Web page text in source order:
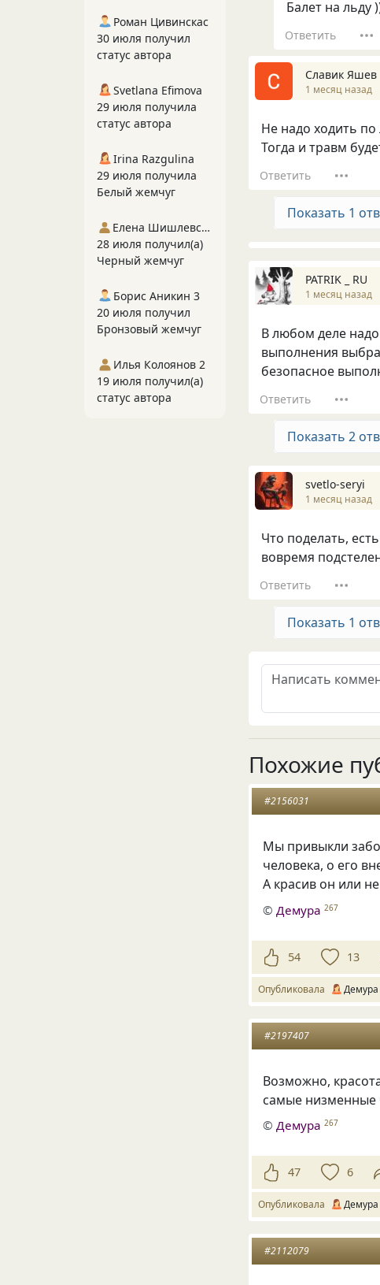
Балет на льду
Ответить
Славик Яшев
1 месяц назад
Не надо ходить по
Тогда и травм
Ответить
Показать 1
PATRIK _ RU
1 месяц назад
В любом деле
выполнения
безопасное
Ответить
Показать 2
svetlo-seryi
1 месяц назад
Что поделать,
вовремя
Ответить
Показать 1
Похожие
#2156031
Мы привыкли
человека, о его
А красив он или
© Демура 267
54 13
Опубликовала Демура
#2197407
Возможно,
самые низменные
©Демура 267
47 6
Опубликовала Демура
#2112079
Роман Цивинскас
30 июля получил
статус автора
Svetlana Efimova
29 июля получила
статус автора
Irina Razgulina
29 июля получила
Белый жемчуг
Елена Шишлевская
28 июля получил(а)
Черный жемчуг
Борис Аникин 3
20 июля получил
Бронзовый жемчуг
Илья Колоянов 2
19 июля получил(а)
статус автора